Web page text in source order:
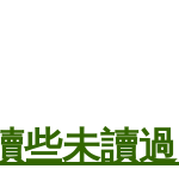
些未讀